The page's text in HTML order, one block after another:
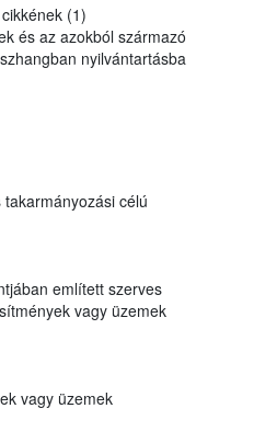
(1)
és az azokból származó
nyilvántartásba
célú
említett szerves
vagy üzemek
vagy üzemek